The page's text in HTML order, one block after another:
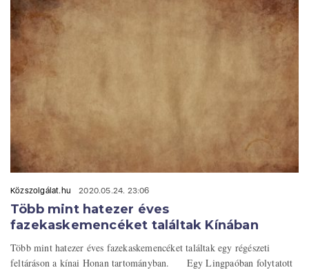
Közszolgálat.hu 2020.05.24. 23:06
Több mint hatezer éves
fazekaskemencéket találtak Kínában
Több mint hatezer éves fazekaskemencéket találtak egy régészeti
feltáráson a kínai Honan tartományban. Egy Lingpaóban folytatott